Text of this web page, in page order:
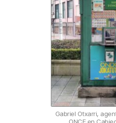
Gabriel Otxarri,